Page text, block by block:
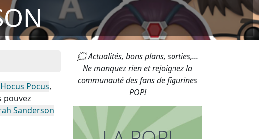
Hocus Pocus,
pouvez
Sanderson
🗯 Actualités, bons plans, sorties,...
Ne manquez rien et rejoignez la
communauté des fans de figurines
POP!